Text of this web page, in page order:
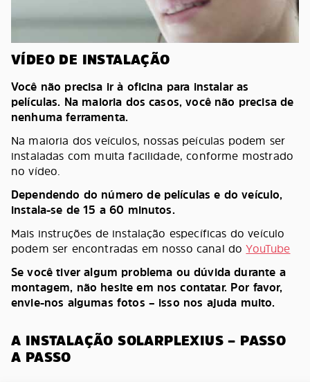
VÍDEO DE INSTALAÇÃO
Você não precisa ir à oficina para instalar as
películas. Na maioria dos casos, você não precisa de
nenhuma ferramenta.
Na maioria dos veículos, nossas peículas podem ser
instaladas com muita facilidade, conforme mostrado
no vídeo.
Dependendo do número de películas e do veículo,
instala-se de 15 a 60 minutos.
Mais instruções de instalação específicas do veículo
podem ser encontradas em nosso canal doYouTube
Se você tiver algum problema ou dúvida durante a
montagem, não hesite em nos contatar. Por favor,
envie-nos algumas fotos – isso nos ajuda muito.
A INSTALAÇÃO SOLARPLEXIUS – PASSO
A PASSO